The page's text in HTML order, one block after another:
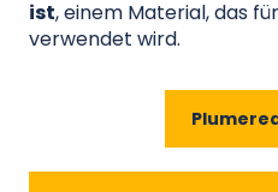
ist, einem Material, das
verwendet wird.